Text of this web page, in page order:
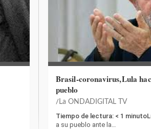
Brasil-coronavirus,Lula
pueblo
La ONDADIGITAL TV
Tiempo de lectura: < 1
a su pueblo ante la…